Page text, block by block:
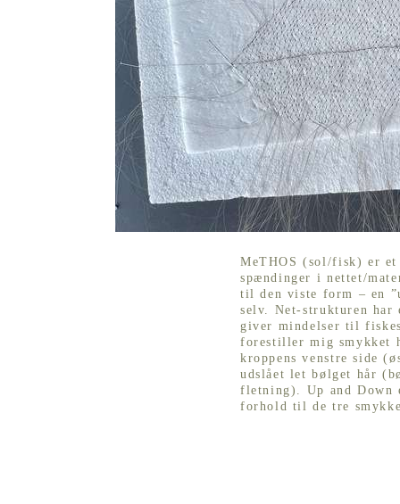
MeTHOS (sol/fisk) er
spændinger i nettet/
til den viste form – en
selv. Net-strukturen har
giver mindelser til
forestiller mig smykket
kroppens venstre side
udslået let bølget hår
fletning). Up and Down
forhold til de tre